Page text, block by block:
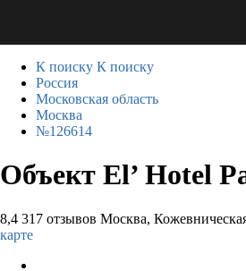
К поиску К поиску
Россия
Московская область
Москва
№126614
Объект El’ Hotel
8,4 317 отзывов Москва,
карте